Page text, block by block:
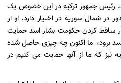
رئیس جمهور ترکیه در این خصوص یک
شمال سوریه در اختیار دارد. او از
در ساقط کردن حکومت بشار اسد حمایت
برود، اما اکنون چه چیزی حاصل شده
نیز که ما از آنها حمایت می کنیم در